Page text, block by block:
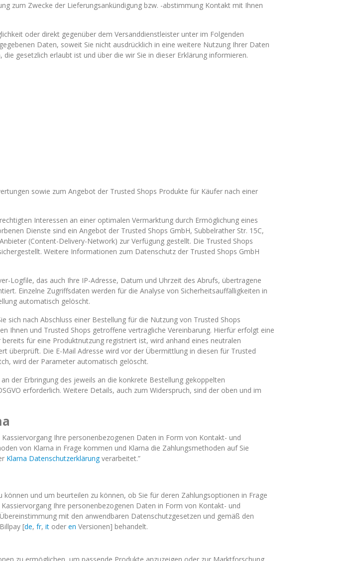
zum Zwecke der Lieferungsankündigung bzw. -abstimmung Kontakt mit Ihnen
oder direkt gegenüber dem Versanddienstleister unter im Folgenden
Daten, soweit Sie nicht ausdrücklich in eine weitere Nutzung Ihrer Daten
gesetzlich erlaubt ist und über die wir Sie in dieser Erklärung informieren.
sowie zum Angebot der Trusted Shops Produkte für Käufer nach einer
Interessen an einer optimalen Vermarktung durch Ermöglichung eines
Dienste sind ein Angebot der Trusted Shops GmbH, Subbelrather Str. 15C,
(Content-Delivery-Network) zur Verfügung gestellt. Die Trusted Shops
Weitere Informationen zum Datenschutz der Trusted Shops GmbH
Logfile, das auch Ihre IP-Adresse, Datum und Uhrzeit des Abrufs, übertragene
Einzelne Zugriffsdaten werden für die Analyse von Sicherheitsauffälligkeiten in
automatisch gelöscht.
sich nach Abschluss einer Bestellung für die Nutzung von Trusted Shops
Ihnen und Trusted Shops getroffene vertragliche Vereinbarung. Hierfür erfolgt eine
für eine Produktnutzung registriert ist, wird anhand eines neutralen
überprüft. Die E-Mail Adresse wird vor der Übermittlung in diesen für Trusted
wird der Parameter automatisch gelöscht.
der Erbringung des jeweils an die konkrete Bestellung gekoppelten
erforderlich. Weitere Details, auch zum Widerspruch, sind der oben und im
Ihre personenbezogenen Daten in Form von Kontakt- und
von Klarna in Frage kommen und Klarna die Zahlungsmethoden auf Sie
Klarna Datenschutzerklärungverarbeitet.”
und um beurteilen zu können, ob Sie für deren Zahlungsoptionen in Frage
Ihre personenbezogenen Daten in Form von Kontakt- und
mit den anwendbaren Datenschutzgesetzen und gemäß den
[de, fr, it oder en Versionen] behandelt.